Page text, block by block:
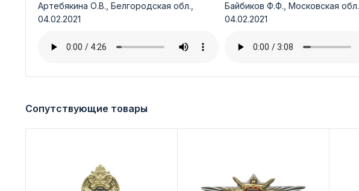
Артебякина О.В., Белгородская обл.,
04.02.2021
Байбиков Ф.Ф., Московская обл.,
04.02.2021
Сопутствующие товары